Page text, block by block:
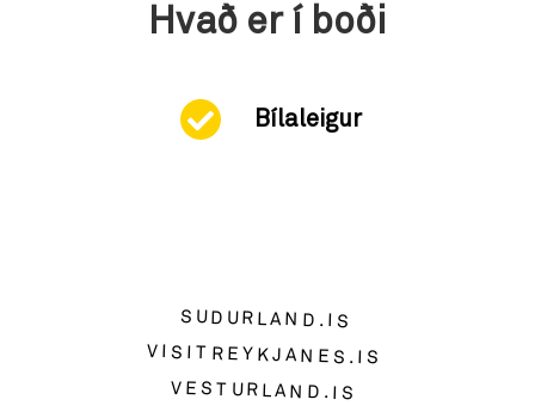
Hvað er í boði
Bílaleigur
SUDURLAND.IS
VISITREYKJANES.IS
VESTURLAND.IS